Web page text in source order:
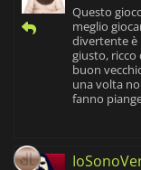
Questo
meglio
divertente è
giusto, ricco
buon
una volta
fanno